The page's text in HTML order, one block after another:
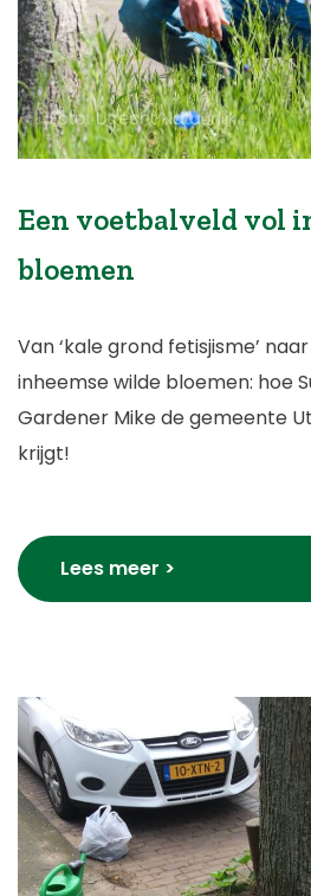
Een voetbalveld vol
bloemen
Van ‘kale grond fetisjisme’
inheemse wilde bloemen: hoe
Gardener Mike de gemeente
krijgt!
Lees meer >